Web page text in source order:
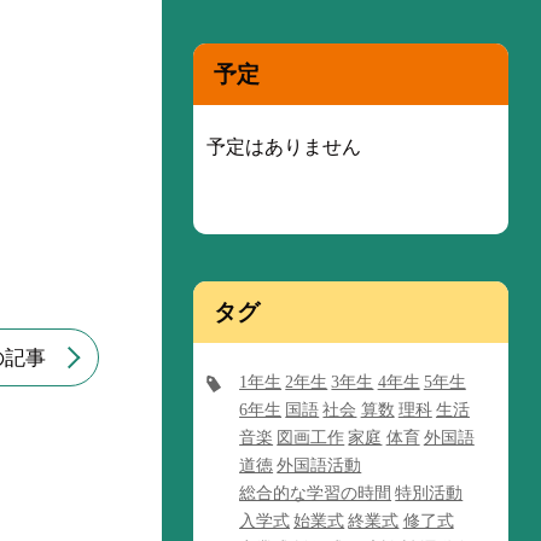
記事
予定
予定はありません
タグ
1年生 2年生 3年生 4年生 5年生
6年生 国語 社会 算数 理科 生活
音楽 図画工作 家庭 体育 外国語
道徳 外国語活動
総合的な学習の時間 特別活動
入学式 始業式 終業式 修了式